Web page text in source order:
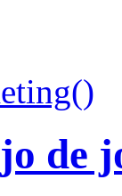
()
de